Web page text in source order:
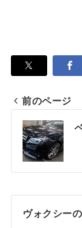
投
稿
ナ
ビ
ゲ
前のページ
ヴォクシー